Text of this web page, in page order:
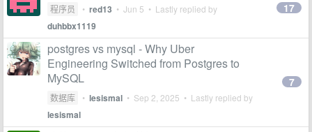
程序员 • red13 • Jun 5 • Lastly replied by
duhbbx1119
17
postgres vs mysql - Why Uber
Engineering Switched from Postgres to
MySQL
数据库 • lesismal • Sep 2, 2025 • Lastly replied by
lesismal
7